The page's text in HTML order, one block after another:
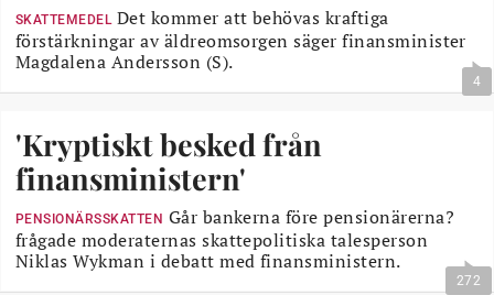
SKATTEMEDELDet kommer att behövas kraftiga
förstärkningar av äldreomsorgen säger finansminister
Magdalena Andersson (S).
4
'Kryptiskt besked från
finansministern'
PENSIONÄRSSKATTEN Går bankerna före pensionärerna?
frågade moderaternas skattepolitiska talesperson
Niklas Wykman i debatt med finansministern.
272